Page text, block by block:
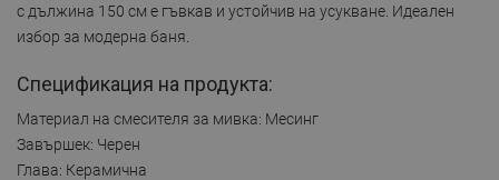
с дължина 150 см е гъвкав и устойчив на усукване. Идеален
избор за модерна баня.
Спецификация на продукта:
Материал на смесителя за мивка: Месинг
Завършек: Черен
Глава: Керамична